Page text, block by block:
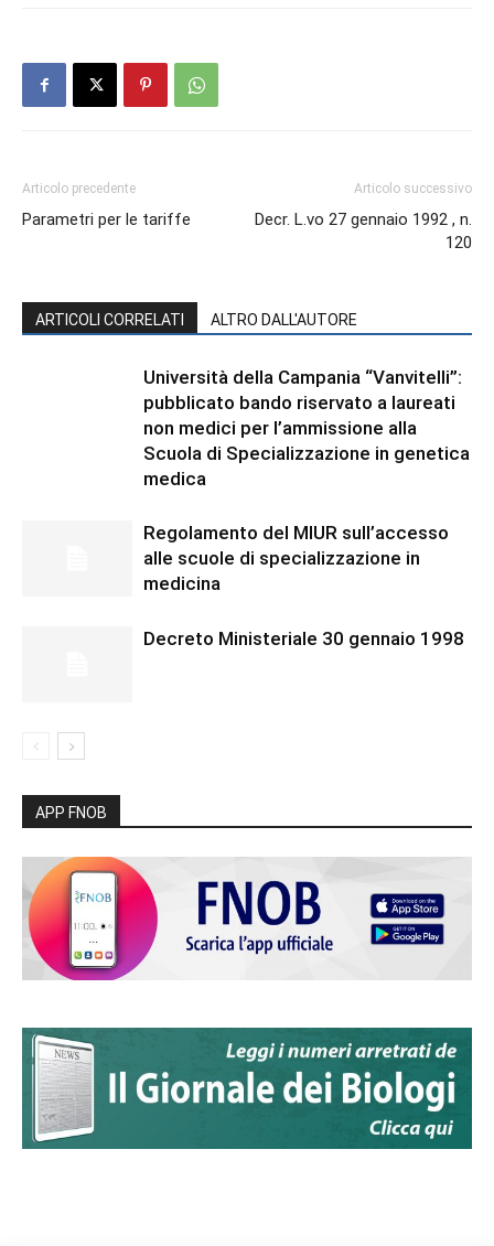
Articolo precedente
Parametri per le tariffe
Articolo successivo
Decr. L.vo 27 gennaio 1992 , n.
120
ARTICOLI CORRELATI ALTRO DALL'AUTORE
Università della Campania “Vanvitelli”:
pubblicato bando riservato a laureati
non medici per l’ammissione alla
Scuola di Specializzazione in genetica
medica
Regolamento del MIUR sull’accesso
alle scuole di specializzazione in
medicina
Decreto Ministeriale 30 gennaio 1998
APP FNOB